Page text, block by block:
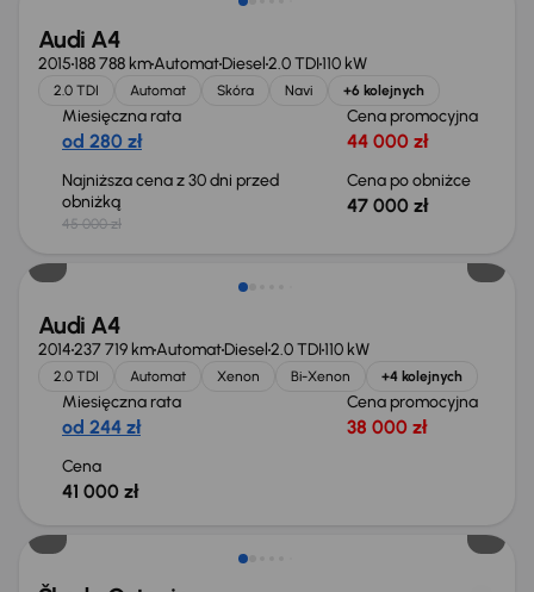
Audi A4
2015188 788 kmAutomatDiesel2.0 TDI110 kW
2.0 TDI Automat Skóra Navi +6 kolejnych
Miesięczna rata
od 280 zł
Cena promocyjna
44 000 zł
Najniższa cena z 30 dni przed
obniżką
45 000 zł
Cena po obniżce
47 000 zł
Audi A4
2014237 719 kmAutomatDiesel2.0 TDI110 kW
2.0 TDI Automat Xenon Bi-Xenon +4 kolejnych
Miesięczna rata
od 244 zł
Cena promocyjna
38 000 zł
Cena
41 000 zł